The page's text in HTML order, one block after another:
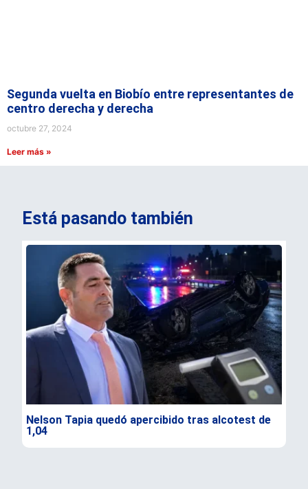
Segunda vuelta en Biobío entre representantes de
centro derecha y derecha
octubre 27, 2024
Leer más »
Está pasando también
Nelson Tapia quedó apercibido tras alcotest de
1,04